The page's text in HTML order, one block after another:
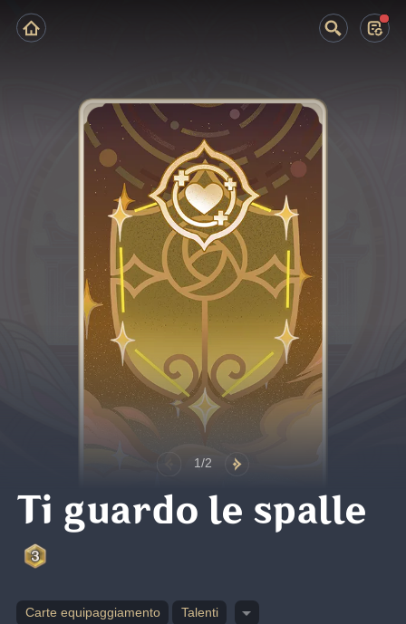
1/2
Ti guardo le spalle
Carte equipaggiamento Talenti